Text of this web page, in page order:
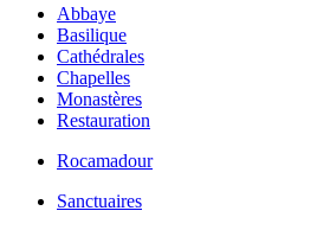
Abbaye
Basilique
Cathédrales
Chapelles
Monastères
Restauration
Rocamadour
Sanctuaires